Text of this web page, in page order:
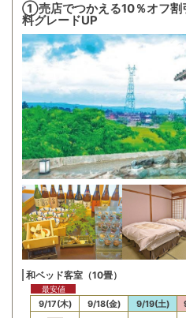
①売店でつかえる10％オフ
料グレードUP
和ベッド客室（10畳）
9/17(木)
最安値
9/18(金) 9/19(土)